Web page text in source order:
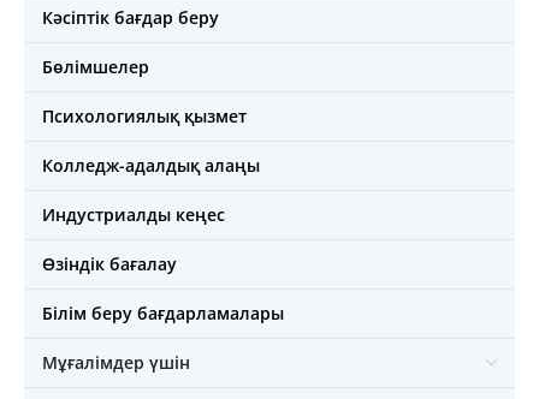
Кәсіптік бағдар беру
Бөлімшелер
Психологиялық қызмет
Колледж-адалдық алаңы
Индустриалды кеңес
Өзіндік бағалау
Білім беру бағдарламалары
Мұғалімдер үшін